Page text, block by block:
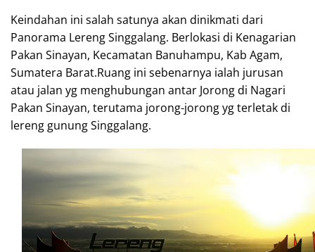
Keindahan ini salah satunya akan dinikmati dari
Panorama Lereng Singgalang. Berlokasi di Kenagarian
Pakan Sinayan, Kecamatan Banuhampu, Kab Agam,
Sumatera Barat.Ruang ini sebenarnya ialah jurusan
atau jalan yg menghubungan antar Jorong di Nagari
Pakan Sinayan, terutama jorong-jorong yg terletak di
lereng gunung Singgalang.